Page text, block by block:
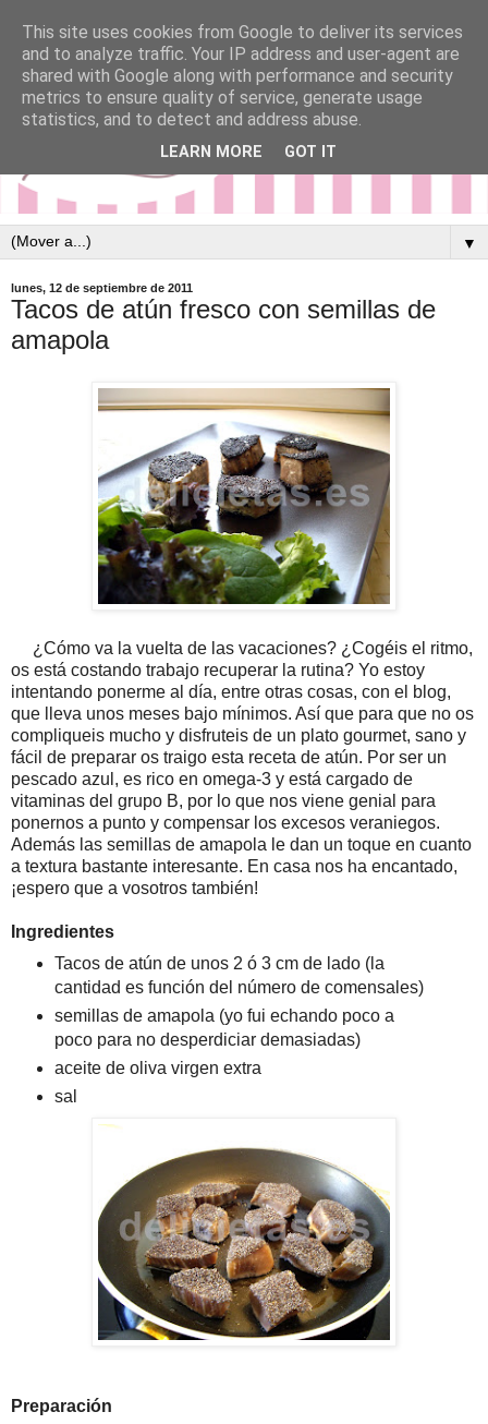
▼
lunes, 12 de septiembre de 2011
Tacos de atún fresco con semillas de
amapola
¿Cómo va la vuelta de las vacaciones? ¿Cogéis el ritmo,
os está costando trabajo recuperar la rutina? Yo estoy
intentando ponerme al día, entre otras cosas, con el blog,
que lleva unos meses bajo mínimos. Así que para que no os
compliqueis mucho y disfruteis de un plato gourmet, sano y
fácil de preparar os traigo esta receta de atún. Por ser un
pescado azul, es rico en omega-3 y está cargado de
vitaminas del grupo B, por lo que nos viene genial para
ponernos a punto y compensar los excesos veraniegos.
Además las semillas de amapola le dan un toque en cuanto
a textura bastante interesante. En casa nos ha encantado,
¡espero que a vosotros también!
Ingredientes
Tacos de atún de unos 2 ó 3 cm de lado (la
cantidad es función del número de comensales)
semillas de amapola (yo fui echando poco a
poco para no desperdiciar demasiadas)
aceite de oliva virgen extra
sal
Preparación
This site uses cookies from Google to deliver its services
and to analyze traffic. Your IP address and user-agent are
shared with Google along with performance and security
metrics to ensure quality of service, generate usage
statistics, and to detect and address abuse.
LEARN MORE GOT IT